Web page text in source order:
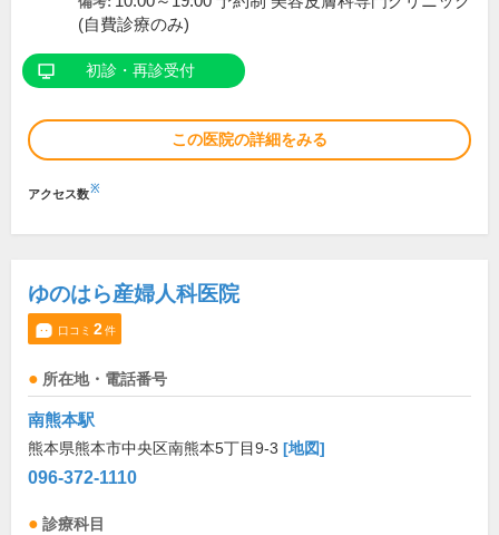
(自費診療のみ)
初診・再診受付
この医院の詳細をみる
アクセス数※
ゆのはら産婦人科医院
口コミ 2件
所在地・電話番号
南熊本駅
熊本県熊本市中央区南熊本5丁目9-3 [地図]
096-372-1110
診療科目